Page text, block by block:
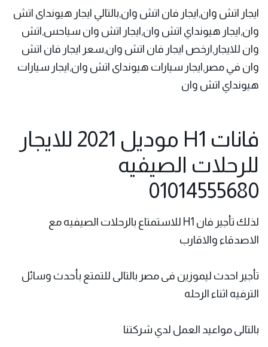
ايجار اتش وان,ايجار فان اتش وان,بالتالي ايجار هيونداى اتش
وان,ايجار هيونداي اتش وان,ايجار اتش وان سياحس,اتش
وان للايجار,ارخص ايجار فان اتش وان,سعر ايجار فان اتش
وان في مصر,ايجار سيارات هيونداى اتش وان,ايجار سيارات
هيونداي اتش وان
فانات H1 موديل 2021 للايجار
للرحلات الصيفيه
01014555680
لذلك تأجير
فان H1 للاستمتاع بالرحلات الصيفيه مع
الاصدقاء والاقارب
تأجير احدث ليموزين فى مصر بالتالى للتمتع بأحدث وسائل
الترفيه اثناء الرحله
بالتالى مواعيد العمل لدي شركتنا